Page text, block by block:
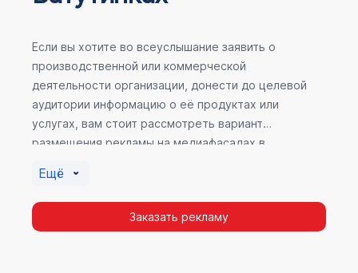
Если вы хотите во всеуслышание заявить о
производственной или коммерческой
деятельности организации, донести до целевой
аудитории информацию о её продуктах или
услугах, вам стоит рассмотреть вариант
размещения рекламы на медиафасадах в
специалисты ООО «Регион Медиа Групп».
Ещё
Заказать рекламу